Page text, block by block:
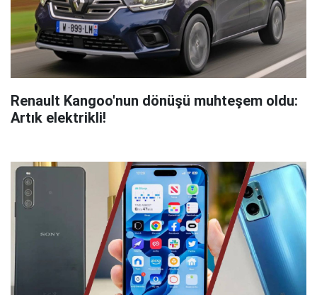
Renault Kangoo'nun dönüşü muhteşem oldu:
Artık elektrikli!